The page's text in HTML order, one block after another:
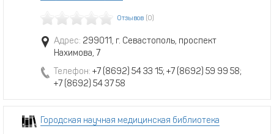
Отзывов (0)
Адрес: 299011, г. Севастополь, проспект
Нахимова, 7
Телефон: +7 (8692) 54 33 15; +7 (8692) 59 99 58;
+7 (8692) 54 37 58
Городская научная медицинская библиотека